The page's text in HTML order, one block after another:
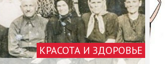
КРАСОТА И ЗДОРОВЬЕ